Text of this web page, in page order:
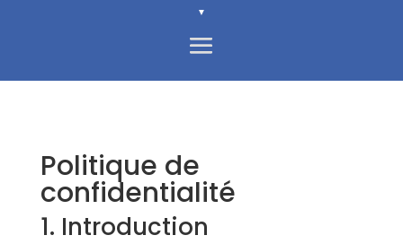
▼
Politique de
confidentialité
1. Introduction